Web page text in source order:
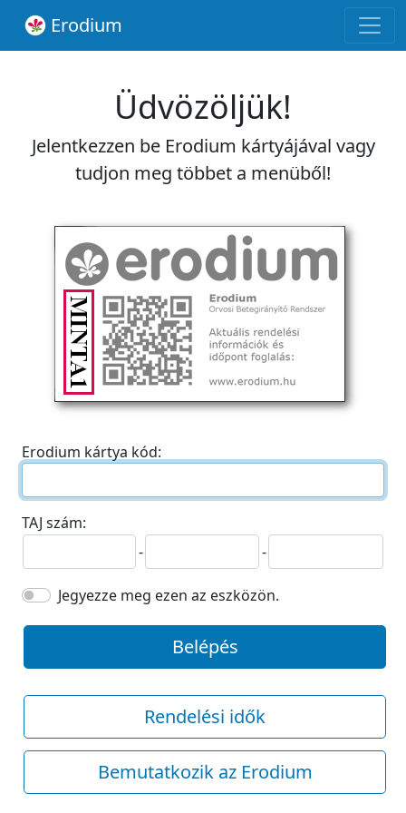
Erodium
Üdvözöljük!
Jelentkezzen be Erodium kártyájával vagy
tudjon meg többet a menüből!
Erodium kártya kód:
TAJ szám:
-
-
Jegyezze meg ezen az eszközön.
Belépés
Rendelési idők
Bemutatkozik az Erodium